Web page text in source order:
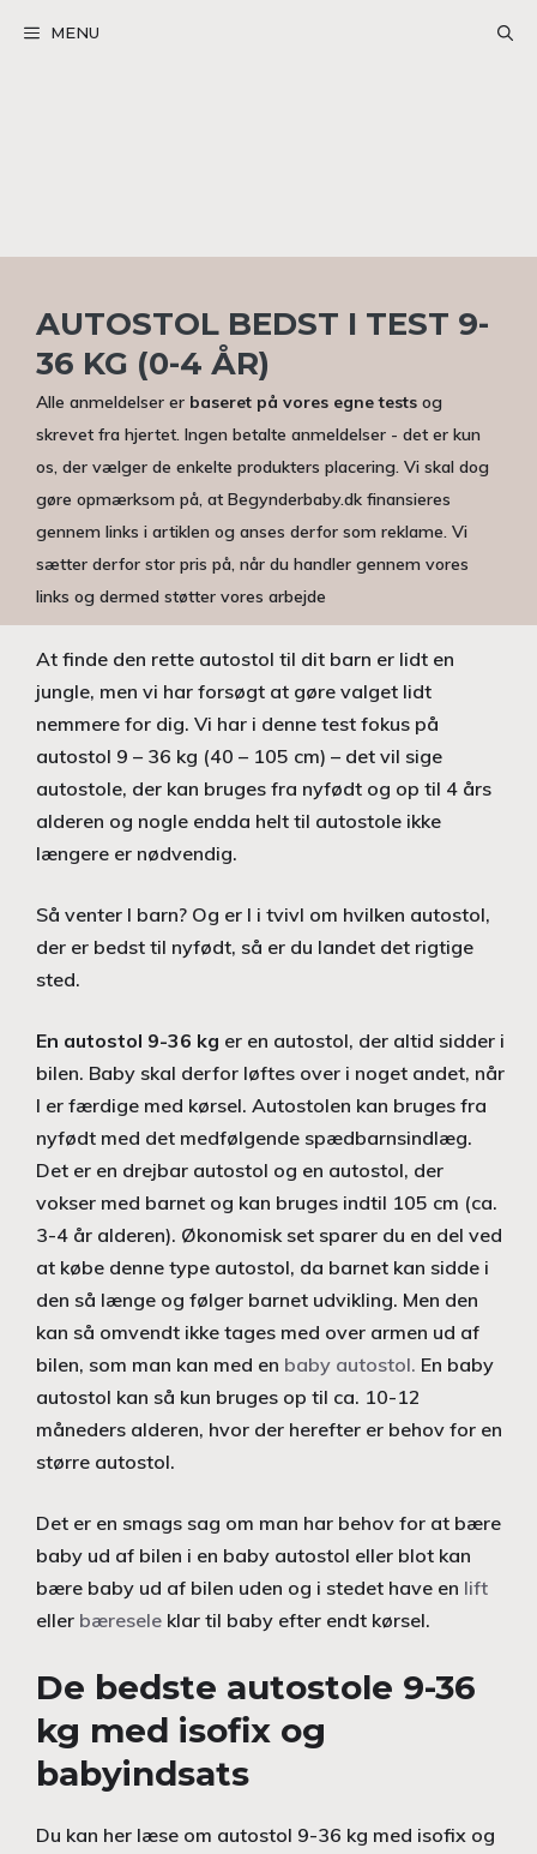
MENU
AUTOSTOL BEDST I TEST 9-
36 KG (0-4 ÅR)
Alle anmeldelser er baseret på vores egne tests og
skrevet fra hjertet. Ingen betalte anmeldelser - det er kun
os, der vælger de enkelte produkters placering. Vi skal dog
gøre opmærksom på, at Begynderbaby.dk finansieres
gennem links i artiklen og anses derfor som reklame. Vi
sætter derfor stor pris på, når du handler gennem vores
links og dermed støtter vores arbejde
At finde den rette autostol til dit barn er lidt en
jungle, men vi har forsøgt at gøre valget lidt
nemmere for dig. Vi har i denne test fokus på
autostol 9 – 36 kg (40 – 105 cm) – det vil sige
autostole, der kan bruges fra nyfødt og op til 4 års
alderen og nogle endda helt til autostole ikke
længere er nødvendig.
Så venter I barn? Og er I i tvivl om hvilken autostol,
der er bedst til nyfødt, så er du landet det rigtige
sted.
En autostol 9-36 kg er en autostol, der altid sidder i
bilen. Baby skal derfor løftes over i noget andet, når
I er færdige med kørsel. Autostolen kan bruges fra
nyfødt med det medfølgende spædbarnsindlæg.
Det er en drejbar autostol og en autostol, der
vokser med barnet og kan bruges indtil 105 cm (ca.
3-4 år alderen). Økonomisk set sparer du en del ved
at købe denne type autostol, da barnet kan sidde i
den så længe og følger barnet udvikling. Men den
kan så omvendt ikke tages med over armen ud af
bilen, som man kan med en baby autostol. En baby
autostol kan så kun bruges op til ca. 10-12
måneders alderen, hvor der herefter er behov for en
større autostol.
Det er en smags sag om man har behov for at bære
baby ud af bilen i en baby autostol eller blot kan
bære baby ud af bilen uden og i stedet have en lift
eller bæresele klar til baby efter endt kørsel.
De bedste autostole 9-36
kg med isofix og
babyindsats
Du kan her læse om autostol 9-36 kg med isofix og